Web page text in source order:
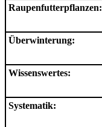
Raupenfutterpflanzen:
Überwinterung:
Wissenswertes:
Systematik: